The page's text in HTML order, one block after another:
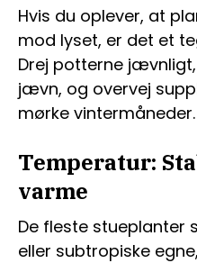
Hvis du oplever, at
mod lyset, er det et
Drej potterne
jævn, og overvej
mørke vintermåneder.
Temperatur:
varme
De fleste stueplanter
eller subtropiske